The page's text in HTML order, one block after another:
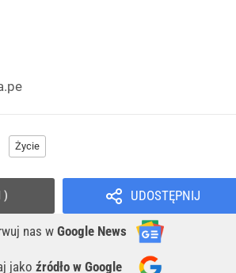
Życie
UDOSTĘPNIJ
nas w Google News
jako źródło w Google